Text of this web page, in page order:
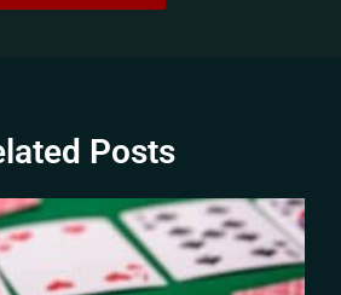
Posts